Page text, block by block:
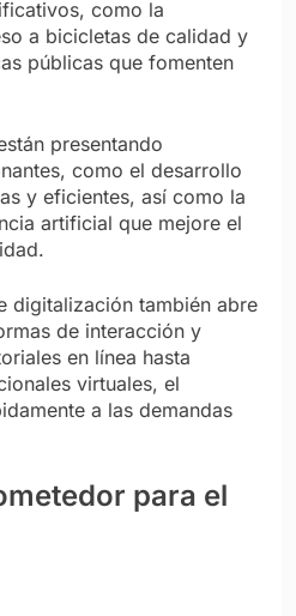
como la
a bicicletas de calidad y
públicas que fomenten
presentando
como el desarrollo
y eficientes, así como la
artificial que mejore el
digitalización también abre
de interacción y
en línea hasta
virtuales, el
a las demandas
para el